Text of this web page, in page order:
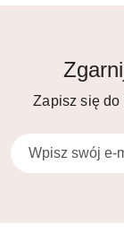
Zapisz się do